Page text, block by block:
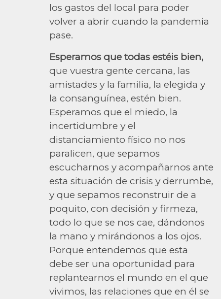
los gastos del local para poder
volver a abrir cuando la pandemia
pase.
Esperamos que todas estéis bien,
que vuestra gente cercana, las
amistades y la familia, la elegida y
la consanguínea, estén bien.
Esperamos que el miedo, la
incertidumbre y el
distanciamiento físico no nos
paralicen, que sepamos
escucharnos y acompañarnos ante
esta situación de crisis y derrumbe,
y que sepamos reconstruir de a
poquito, con decisión y firmeza,
todo lo que se nos cae, dándonos
la mano y mirándonos a los ojos.
Porque entendemos que esta
debe ser una oportunidad para
replantearnos el mundo en el que
vivimos, las relaciones que en él se